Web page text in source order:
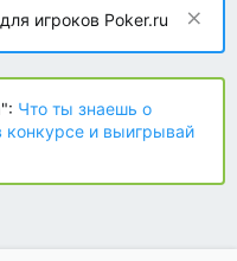
для игроков Poker.ru
Что ты знаешь о
конкурсе и выигрывай